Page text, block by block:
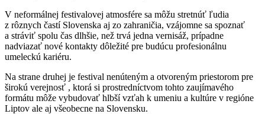
V neformálnej festivalovej atmosfére sa môžu stretnúť ľudia
z rôznych častí Slovenska aj zo zahraničia, vzájomne sa spoznať
a stráviť spolu čas dlhšie, než trvá jedna vernisáž, prípadne
nadviazať nové kontakty dôležité pre budúcu profesionálnu
umeleckú kariéru.
Na strane druhej je festival nenúteným a otvoreným priestorom pre
širokú verejnosť , ktorá si prostredníctvom tohto zaujímavého
formátu môže vybudovať hlbší vzťah k umeniu a kultúre v regióne
Liptov ale aj všeobecne na Slovensku.